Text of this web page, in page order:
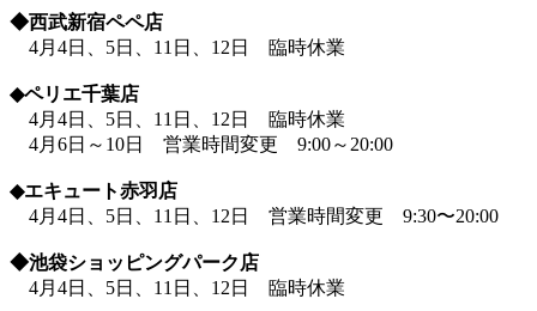
◆西武新宿ペペ店
4月4日、5日、11日、12日 臨時休業
◆ペリエ千葉店
4月4日、5日、11日、12日 臨時休業
4月6日～10日 営業時間変更 9:00～20:00
◆エキュート赤羽店
4月4日、5日、11日、12日 営業時間変更 9:30〜20:00
◆池袋ショッピングパーク店
4月4日、5日、11日、12日 臨時休業